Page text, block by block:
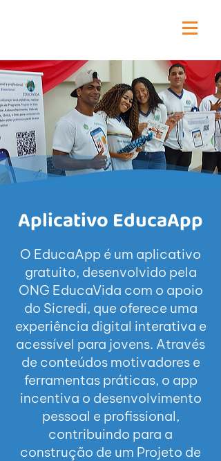
Aplicativo EducaApp
O EducaApp é um aplicativo
gratuito, desenvolvido pela
ONG EducaVida com o apoio
do Sicredi, que oferece uma
experiência digital interativa e
acessível para jovens. Através
de conteúdos motivadores e
ferramentas práticas, o app
incentiva o desenvolvimento
pessoal e profissional,
contribuindo para a
construção de um Projeto de